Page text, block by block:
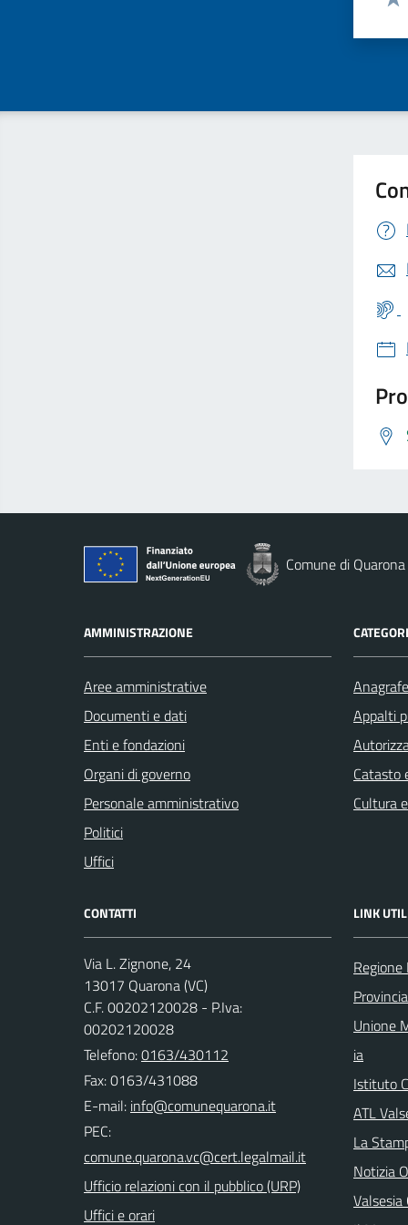
Comune di Quarona
AMMINISTRAZIONE
Aree amministrative
Documenti e dati
Enti e fondazioni
Organi di governo
Personale amministrativo
Politici
Uffici
Appalti
Catasto
Cultura
CONTATTI
Via L. Zignone, 24
13017 Quarona (VC)
C.F. 00202120028 - P.Iva:
00202120028
Telefono:0163/430112
Fax: 0163/431088
E-mail:
PEC:
Ufficio relazioni con il pubblico (URP)
Uffici e orari
LINK
Unione
ia
Istituto
ATL
La
Notizia
Valsesia